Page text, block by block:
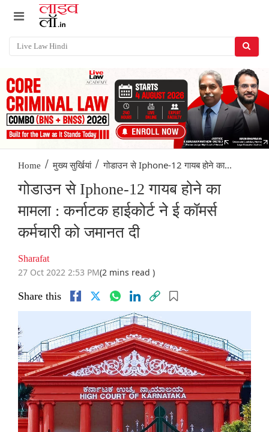
Home / मुख्य सुर्खियां / गोडाउन से Iphone-12 गायब होने का...
गोडाउन से Iphone-12 गायब होने का
मामला : कर्नाटक हाईकोर्ट ने ई कॉमर्स
कर्मचारी को जमानत दी
Sharafat
27 Oct 2022 2:53 PM(2 mins read )
Share this